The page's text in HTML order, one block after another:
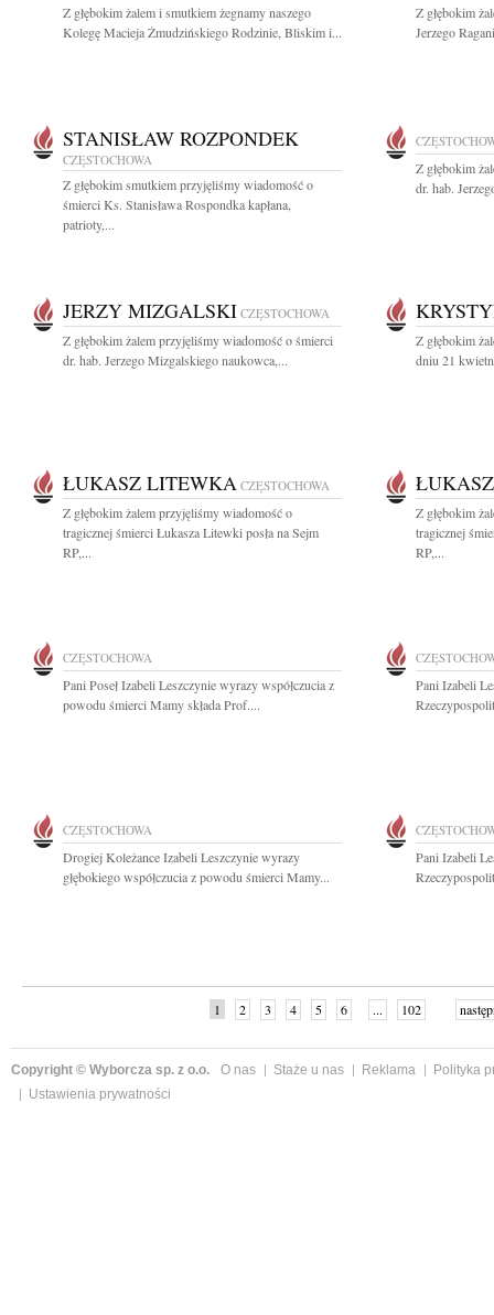
Z głębokim żalem i smutkiem żegnamy naszego
Kolegę Macieja Żmudzińskiego Rodzinie, Bliskim i...
Z głębokim
Jerzego
STANISŁAW ROZPONDEK
CZĘSTOCHOWA
Z głębokim smutkiem przyjęliśmy wiadomość o
śmierci Ks. Stanisława Rospondka kapłana,
patrioty,...
Z głębokim
dr. hab.
JERZY MIZGALSKI CZĘSTOCHOWA
Z głębokim żalem przyjęliśmy wiadomość o śmierci
dr. hab. Jerzego Mizgalskiego naukowca,...
Z głębokim
dniu 21
ŁUKASZ LITEWKA CZĘSTOCHOWA
Z głębokim żalem przyjęliśmy wiadomość o
tragicznej śmierci Łukasza Litewki posła na Sejm
RP,...
Z głębokim
tragicznej
RP,...
CZĘSTOCHOWA
Pani Poseł Izabeli Leszczynie wyrazy współczucia z
powodu śmierci Mamy składa Prof....
Pani Izabeli
CZĘSTOCHOWA
Drogiej Koleżance Izabeli Leszczynie wyrazy
głębokiego współczucia z powodu śmierci Mamy...
Pani Izabeli
1 2 3 4 5 6 ... 102
Copyright © Wyborcza sp. z o.o. O nas Staże u nas Reklama
Polityka
Ustawienia prywatności